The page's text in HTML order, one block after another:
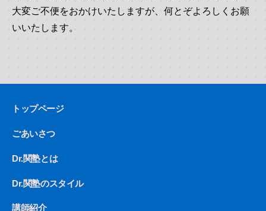
大変ご不便をおかけいたしますが、何とぞよろしくお願
いいたします。
トップページ
ごあいさつ
Dr.関塾とは
Dr.関塾のスタイル
講師紹介